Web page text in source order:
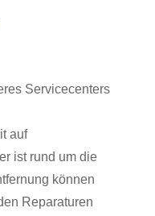
Servicecenters
auf
ist rund um die
können
Reparaturen